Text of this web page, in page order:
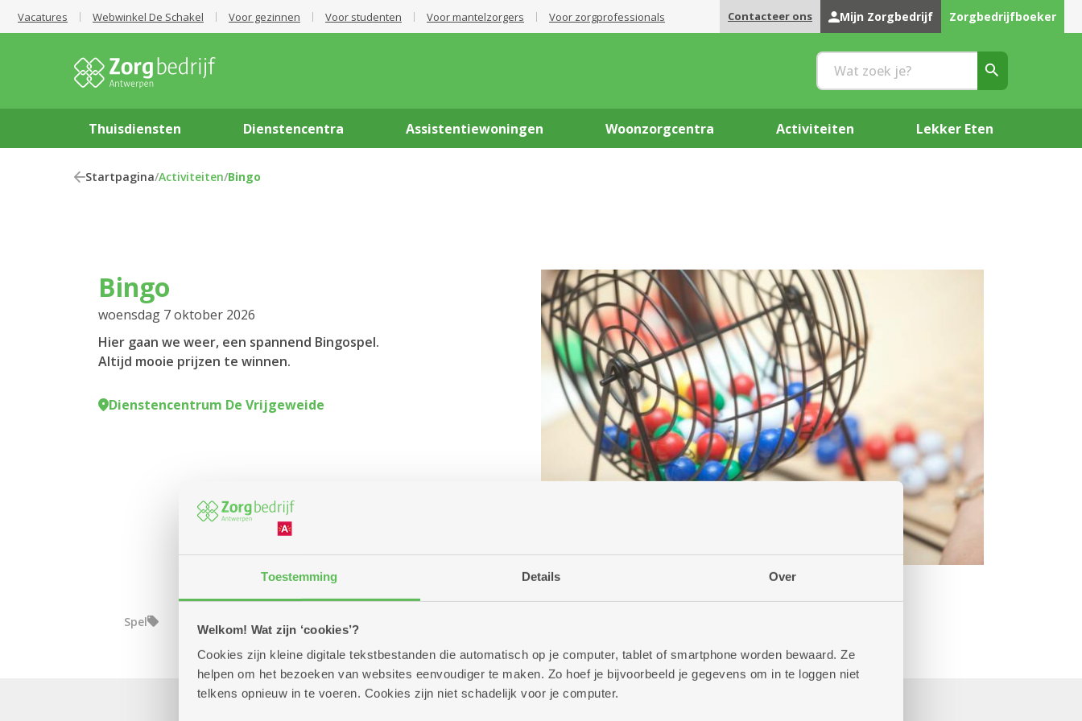
Toestemming Details Over
Welkom! Wat zijn ‘cookies’?
Cookies zijn kleine digitale tekstbestanden die automatisch op je computer, tablet of smartphone worden bewaard. Ze
helpen om het bezoeken van websites eenvoudiger te maken. Zo hoef je bijvoorbeeld je gegevens om in te loggen niet
telkens opnieuw in te voeren. Cookies zijn niet schadelijk voor je computer.
Vacatures Webwinkel De Schakel Voor gezinnen Voor studenten Voor mantelzorgers Voor zorgprofessionals Contacteer ons Mijn Zorgbedrijf Zorgbedrijfboeker
Thuisdiensten Dienstencentra Assistentiewoningen Woonzorgcentra Activiteiten Lekker Eten
Startpagina/Activiteiten/Bingo
Bingo
woensdag 7 oktober 2026
Hier gaan we weer, een spannend Bingospel.
Altijd mooie prijzen te winnen.
Dienstencentrum De Vrijgeweide
Spel